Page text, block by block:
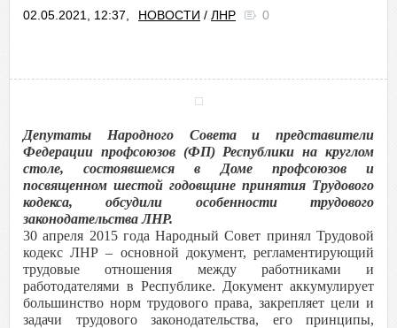
02.05.2021, 12:37, НОВОСТИ / ЛНР 0
Депутаты Народного Совета и представители
Федерации профсоюзов (ФП) Республики на круглом
столе, состоявшемся в Доме профсоюзов и
посвященном шестой годовщине принятия Трудового
кодекса, обсудили особенности трудового
законодательства ЛНР.
30 апреля 2015 года Народный Совет принял Трудовой
кодекс ЛНР – основной документ, регламентирующий
трудовые отношения между работниками и
работодателями в Республике. Документ аккумулирует
большинство норм трудового права, закрепляет цели и
задачи трудового законодательства, его принципы,